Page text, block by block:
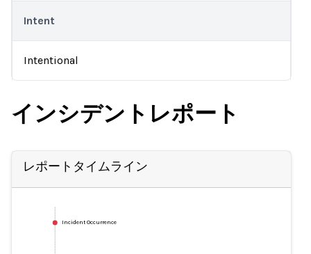
Intent
Intentional
インシデントレポート
レポートタイムライン
Incident Occurrence